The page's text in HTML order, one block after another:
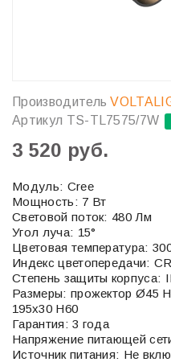
Производитель
Артикул TS-TL7575/7W
3 520 руб.
Модуль: Cree
Мощность: 7 Вт
Световой поток: 480 Лм
Угол луча: 15°
Цветовая температура:
Индекс цветопередачи:
Степень защиты корпуса:
Размеры: прожектор Ø45
195х30 H60
Гарантия: 3 года
Напряжение питающей
Источник питания: Не